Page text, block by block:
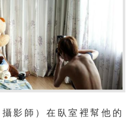
影師）在臥室裡幫他的